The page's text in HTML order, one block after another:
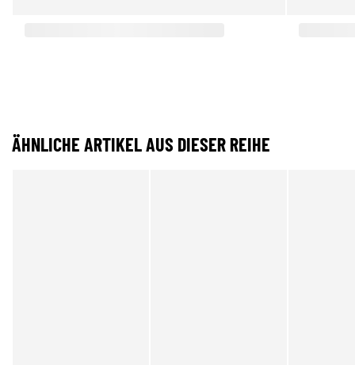
ÄHNLICHE ARTIKEL AUS DIESER REIHE